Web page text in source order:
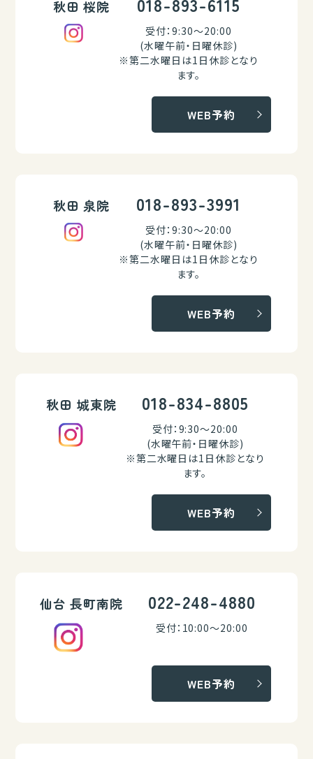
秋田 桜院
受付：9:30～20:00
(水曜午前・日曜休診)
※第二水曜日は1日休診となり
ます。
WEB予約
秋田 泉院 018-893-3991
受付：9:30～20:00
(水曜午前・日曜休診)
※第二水曜日は1日休診となり
ます。
WEB予約
秋田 城東院 018-834-8805
受付：9:30～20:00
(水曜午前・日曜休診)
※第二水曜日は1日休診となり
ます。
WEB予約
仙台 長町南院 022-248-4880
受付：10:00～20:00
WEB予約